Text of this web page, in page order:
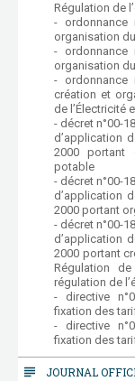
Régulation de
- ordonnance
organisation
- ordonnance
organisation
- ordonnance
création et
de l’Électricité
- décret n°00-
d’application
2000 portant
potable
- décret n°00-
d’application
2000 portant
- décret n°00-
d’application
2000 portant
Régulation
régulation de
- directive
fixation des
- directive
fixation des
subject JOURNAL